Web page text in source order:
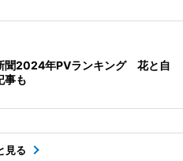
聞2024年PVランキング 花と自
事も
見る